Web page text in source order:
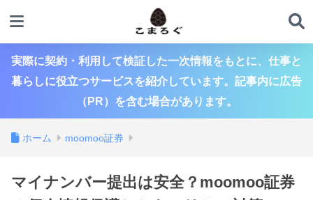
実際に契約・利用して検証した一次情報をもとに、仕事と
暮らしに役立つサービスを紹介しています。記事内に広告
（PR）を含む場合があります。
ホーム moomoo証券
マイナンバー提出は安全？moomoo証券